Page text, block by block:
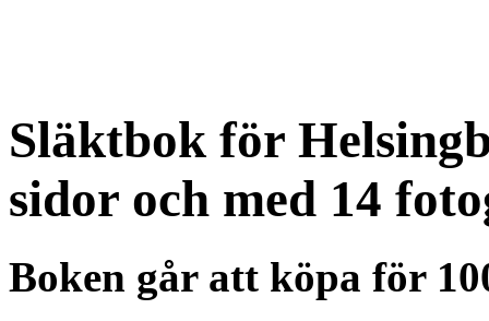
Släktbok för
sidor och med 14
Boken går att köpa för